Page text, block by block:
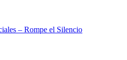
– Rompe el Silencio